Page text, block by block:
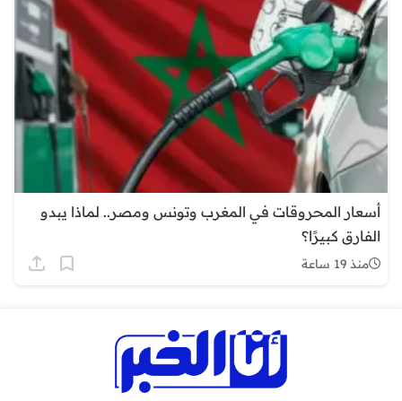
أسعار المحروقات في المغرب وتونس ومصر.. لماذا يبدو
الفارق كبيرًا؟
منذ 19 ساعة